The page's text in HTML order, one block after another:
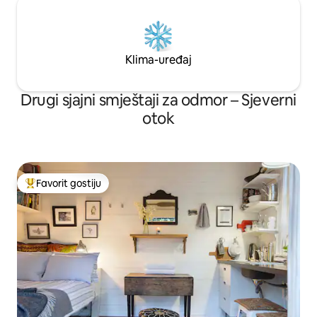
Klima-uređaj
Drugi sjajni smještaji za odmor – Sjeverni
otok
Glavni favorit gostiju
Favorit gostiju